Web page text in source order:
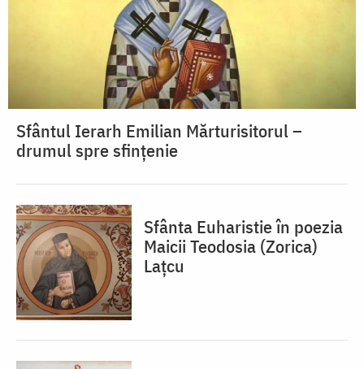
Sfântul Ierarh Emilian Mărturisitorul –
drumul spre sfințenie
Sfânta Euharistie în poezia
Maicii Teodosia (Zorica)
Lațcu